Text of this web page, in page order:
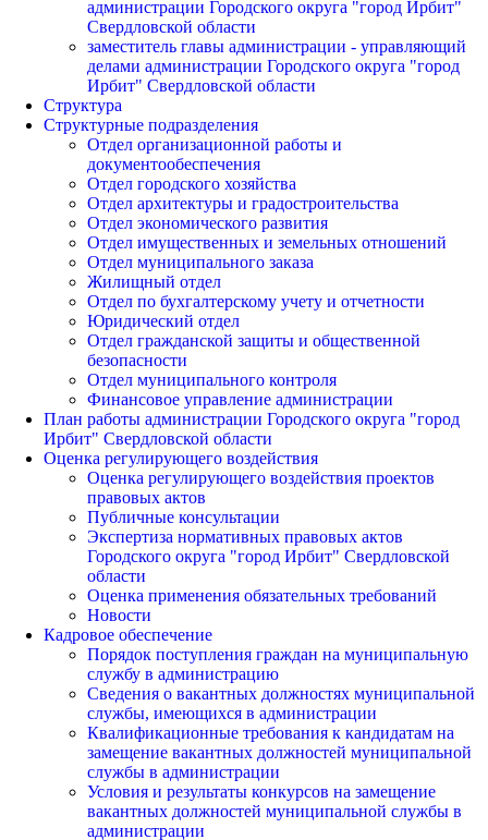
администрации Городского округа "город Ирбит"
Свердловской области
заместитель главы администрации - управляющий
делами администрации Городского округа "город
Ирбит" Свердловской области
Структура
Структурные подразделения
Отдел организационной работы и
документообеспечения
Отдел городского хозяйства
Отдел архитектуры и градостроительства
Отдел экономического развития
Отдел имущественных и земельных отношений
Отдел муниципального заказа
Жилищный отдел
Отдел по бухгалтерскому учету и отчетности
Юридический отдел
Отдел гражданской защиты и общественной
безопасности
Отдел муниципального контроля
Финансовое управление администрации
План работы администрации Городского округа "город
Ирбит" Свердловской области
Оценка регулирующего воздействия
Оценка регулирующего воздействия проектов
правовых актов
Публичные консультации
Экспертиза нормативных правовых актов
Городского округа "город Ирбит" Свердловской
области
Оценка применения обязательных требований
Новости
Кадровое обеспечение
Порядок поступления граждан на муниципальную
службу в администрацию
Сведения о вакантных должностях муниципальной
службы, имеющихся в администрации
Квалификационные требования к кандидатам на
замещение вакантных должностей муниципальной
службы в администрации
Условия и результаты конкурсов на замещение
вакантных должностей муниципальной службы в
администрации